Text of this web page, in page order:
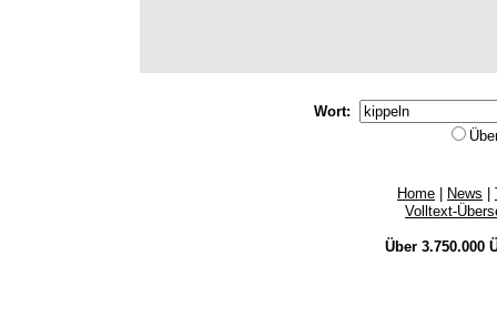
Wort:
Home News
Volltext-
Über 3.750.000